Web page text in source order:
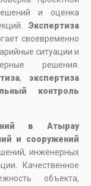
и оценка
Экспертиза
своевременно
ситуации и
решения.
,экспертиза
контроль
в Атырау
и сооружений
инженерных
Качественное
объекта,